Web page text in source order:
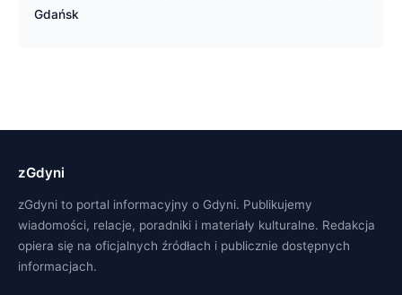
Gdańsk
zGdyni
zGdyni to portal informacyjny o Gdyni. Publikujemy
wiadomości, relacje, poradniki i materiały kulturalne. Redakcja
opiera się na oficjalnych źródłach i publicznie dostępnych
informacjach.